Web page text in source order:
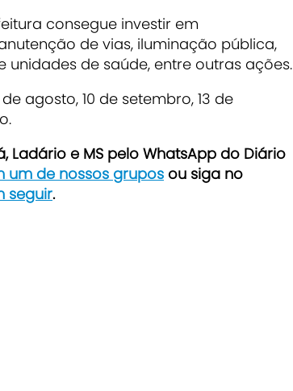
consegue investir em
de vias, iluminação pública,
de saúde, entre outras ações.
agosto, 10 de setembro, 13 de
e MS pelo WhatsApp do Diário
um de nossos grupos ou siga no
seguir.